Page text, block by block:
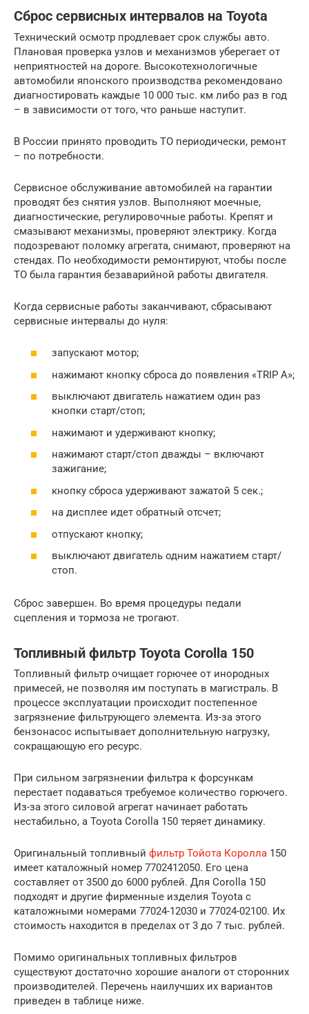
Сброс сервисных интервалов на Toyota
Технический осмотр продлевает срок службы авто.
Плановая проверка узлов и механизмов уберегает от
неприятностей на дороге. Высокотехнологичные
автомобили японского производства рекомендовано
диагностировать каждые 10 000 тыс. км либо раз в год
– в зависимости от того, что раньше наступит.
В России принято проводить ТО периодически, ремонт
– по потребности.
Сервисное обслуживание автомобилей на гарантии
проводят без снятия узлов. Выполняют моечные,
диагностические, регулировочные работы. Крепят и
смазывают механизмы, проверяют электрику. Когда
подозревают поломку агрегата, снимают, проверяют на
стендах. По необходимости ремонтируют, чтобы после
ТО была гарантия безаварийной работы двигателя.
Когда сервисные работы заканчивают, сбрасывают
сервисные интервалы до нуля:
запускают мотор;
нажимают кнопку сброса до появления «TRIP A»;
выключают двигатель нажатием один раз
кнопки старт/стоп;
нажимают и удерживают кнопку;
нажимают старт/стоп дважды – включают
зажигание;
кнопку сброса удерживают зажатой 5 сек.;
на дисплее идет обратный отсчет;
отпускают кнопку;
выключают двигатель одним нажатием старт/
стоп.
Сброс завершен. Во время процедуры педали
сцепления и тормоза не трогают.
Топливный фильтр Toyota Corolla 150
Топливный фильтр очищает горючее от инородных
примесей, не позволяя им поступать в магистраль. В
процессе эксплуатации происходит постепенное
загрязнение фильтрующего элемента. Из-за этого
бензонасос испытывает дополнительную нагрузку,
сокращающую его ресурс.
При сильном загрязнении фильтра к форсункам
перестает подаваться требуемое количество горючего.
Из-за этого силовой агрегат начинает работать
нестабильно, а Toyota Corolla 150 теряет динамику.
Оригинальный топливный фильтр Тойота Королла 150
имеет каталожный номер 7702412050. Его цена
составляет от 3500 до 6000 рублей. Для Corolla 150
подходят и другие фирменные изделия Toyota с
каталожными номерами 77024-12030 и 77024-02100. Их
стоимость находится в пределах от 3 до 7 тыс. рублей.
Помимо оригинальных топливных фильтров
существуют достаточно хорошие аналоги от сторонних
производителей. Перечень наилучших их вариантов
приведен в таблице ниже.